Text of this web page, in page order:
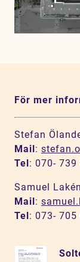
För mer
Stefan
Mail:
Tel: 070- 739
Samuel
Mail:
Tel: 073- 705